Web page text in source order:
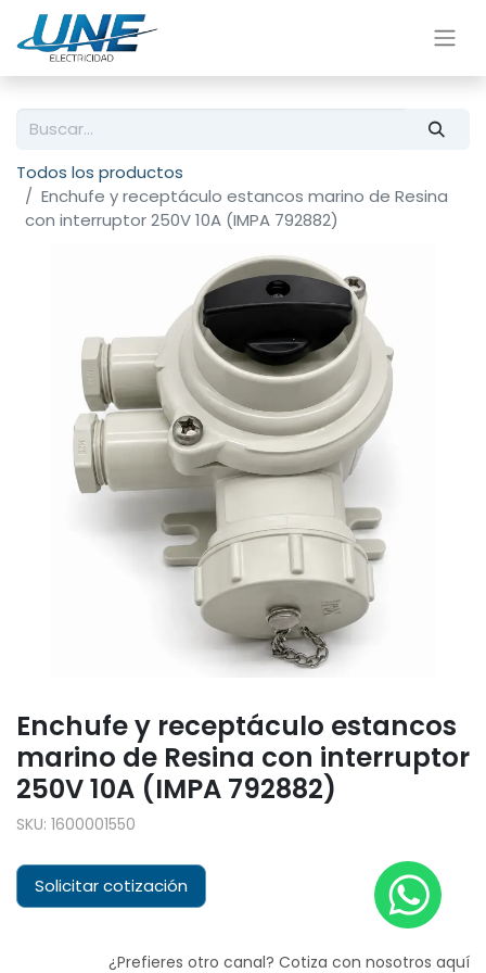
Todos los productos
Enchufe y receptáculo estancos marino de Resina
con interruptor 250V 10A (IMPA 792882)
Enchufe y receptáculo estancos
marino de Resina con interruptor
250V 10A (IMPA 792882)
SKU: 1600001550
Solicitar cotización
¿Prefieres otro canal? Cotiza con nosotros aquí